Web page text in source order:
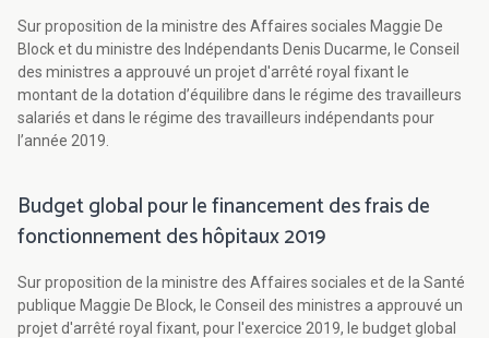
Sur proposition de la ministre des Affaires sociales Maggie De
Block et du ministre des Indépendants Denis Ducarme, le Conseil
des ministres a approuvé un projet d'arrêté royal fixant le
montant de la dotation d’équilibre dans le régime des travailleurs
salariés et dans le régime des travailleurs indépendants pour
l’année 2019.
Budget global pour le financement des frais de
fonctionnement des hôpitaux 2019
Sur proposition de la ministre des Affaires sociales et de la Santé
publique Maggie De Block, le Conseil des ministres a approuvé un
projet d'arrêté royal fixant, pour l'exercice 2019, le budget global